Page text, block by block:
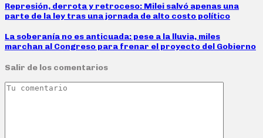
Represión, derrota y retroceso: Milei salvó apenas una
parte de la ley tras una jornada de alto costo político
La soberanía no es anticuada: pese a la lluvia, miles
marchan al Congreso para frenar el proyecto del Gobierno
Salir de los comentarios